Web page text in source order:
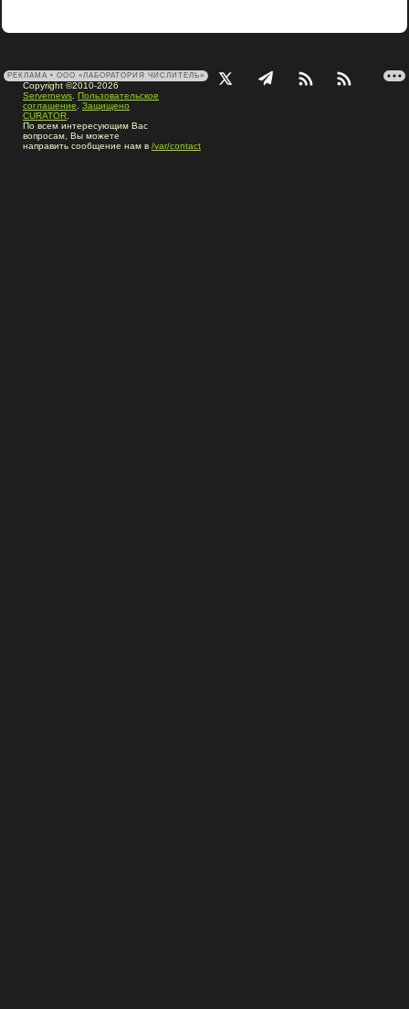
РЕКЛАМА • ООО «ЛАБОРАТОРИЯ ЧИСЛИТЕЛЬ»
Copyright ©2010-2026
Servernews Пользовательское
соглашение
Защищено
CURATOR
По всем интересующим Вас
вопросам, Вы можете
направить сообщение нам в /var/contact